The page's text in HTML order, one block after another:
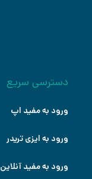
دسترسی سریع
ورود به مفید اپ
ورود به ایزی تریدر
ورود به مفید آنلاین